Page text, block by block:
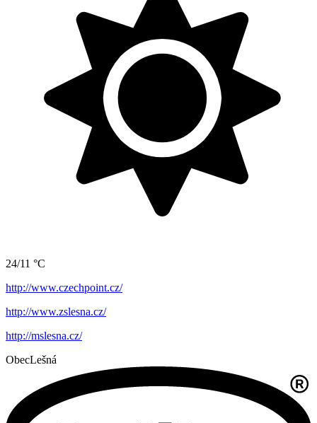
24/11 °C
http://www.czechpoint.cz/
http://www.zslesna.cz/
http://mslesna.cz/
ObecLešná